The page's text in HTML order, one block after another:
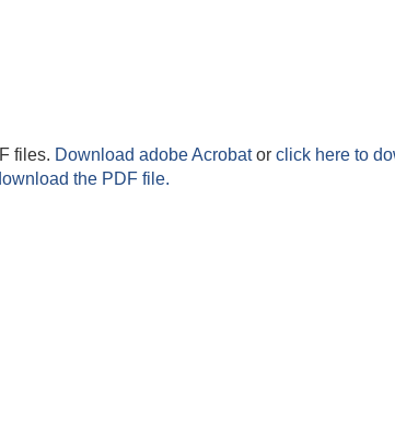
files. Download adobe Acrobator click here to
the PDF file.